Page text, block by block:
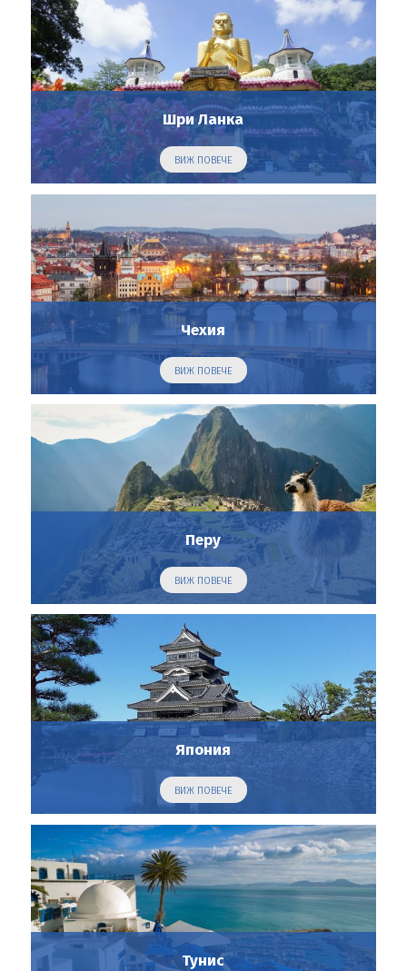
Шри Ланка
ВИЖ ПОВЕЧЕ
Чехия
ВИЖ ПОВЕЧЕ
Перу
ВИЖ ПОВЕЧЕ
Япония
ВИЖ ПОВЕЧЕ
Тунис